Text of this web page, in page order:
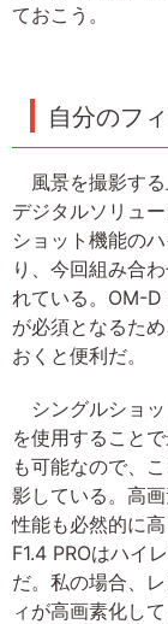
ておこう。
自分のフ
風景を撮影する
デジタルソリュ
ショット機能の
り、今回組み合
れている。OM-
が必須となるた
おくと便利だ。
シングルショッ
を使用すること
も可能なので、
影している。高
性能も必然的に
F1.4 PROはハイ
だ。私の場合、
ィが高画素化し